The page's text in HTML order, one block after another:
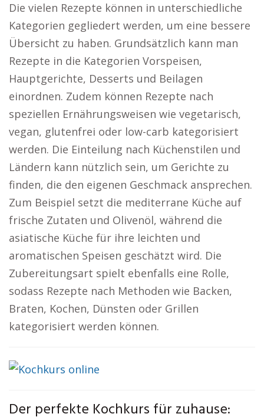
Die vielen Rezepte können in unterschiedliche
Kategorien gegliedert werden, um eine bessere
Übersicht zu haben. Grundsätzlich kann man
Rezepte in die Kategorien Vorspeisen,
Hauptgerichte, Desserts und Beilagen
einordnen. Zudem können Rezepte nach
speziellen Ernährungsweisen wie vegetarisch,
vegan, glutenfrei oder low-carb kategorisiert
werden. Die Einteilung nach Küchenstilen und
Ländern kann nützlich sein, um Gerichte zu
finden, die den eigenen Geschmack ansprechen.
Zum Beispiel setzt die mediterrane Küche auf
frische Zutaten und Olivenöl, während die
asiatische Küche für ihre leichten und
aromatischen Speisen geschätzt wird. Die
Zubereitungsart spielt ebenfalls eine Rolle,
sodass Rezepte nach Methoden wie Backen,
Braten, Kochen, Dünsten oder Grillen
kategorisiert werden können.
Der perfekte Kochkurs für zuhause: